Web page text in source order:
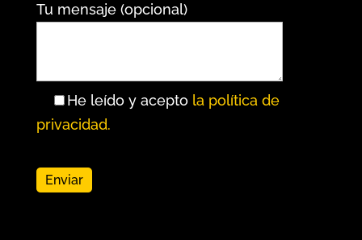
Tu mensaje (opcional)
He leído y acepto la política de
privacidad.